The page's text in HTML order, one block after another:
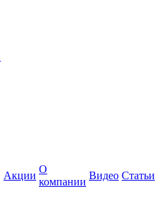
Акции
О
компании
Видео Статьи